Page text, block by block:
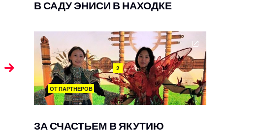
В САДУ ЭНИСИ В НАХОДКЕ
2
ОТ ПАРТНЕРОВ
ЗА СЧАСТЬЕМ В ЯКУТИЮ